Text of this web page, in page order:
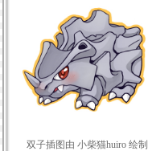
双子插图由 小柴猫huiro 绘制